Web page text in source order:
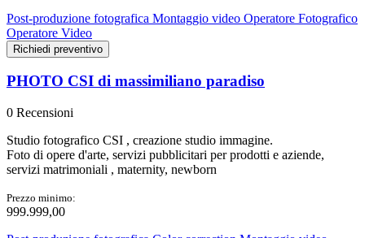
Post-produzione fotografica Montaggio video Operatore Fotografico
Operatore Video
Richiedi preventivo
PHOTO CSI di massimiliano paradiso
0 Recensioni
Studio fotografico CSI , creazione studio immagine.
Foto di opere d'arte, servizi pubblicitari per prodotti e aziende,
servizi matrimoniali , maternity, newborn
Prezzo minimo:
999.999,00